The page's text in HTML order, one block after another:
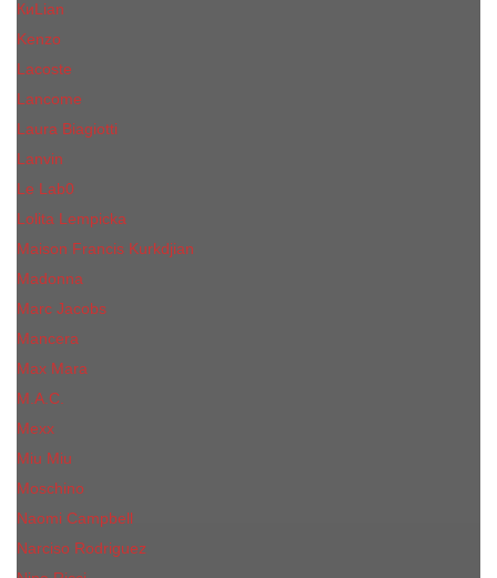
КиLian
Kenzo
Lacoste
Lancome
Laura Biagiotti
Lanvin
Lе Lab0
Lolita Lempicka
Maison Francis Kurkdjian
Madonna
Marc Jacobs
Mancera
Max Mara
M.А.C.
Mexx
Miu Miu
Mоsсhino
Naomi Campbell
Narciso Rodriguez